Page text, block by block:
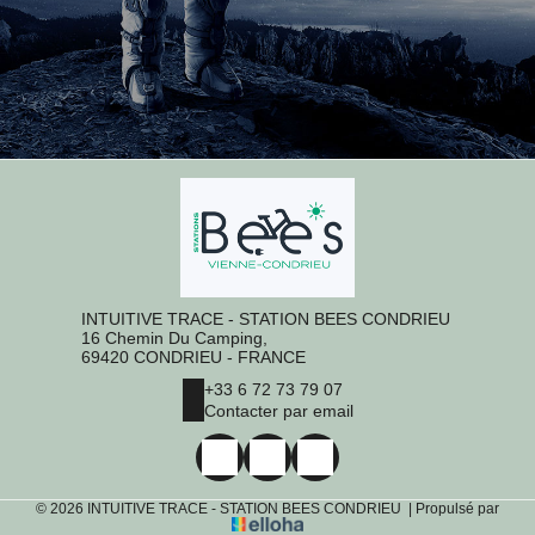
INTUITIVE TRACE - STATION BEES CONDRIEU
16 Chemin Du Camping,
69420 CONDRIEU - FRANCE
+33 6 72 73 79 07
Contacter par email
© 2026 INTUITIVE TRACE - STATION BEES CONDRIEU Propulsé par